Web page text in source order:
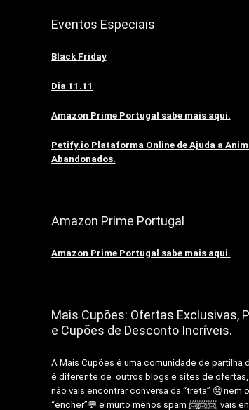
Eventos Especiais
Black Friday
Dia 11.11
Amazon Prime Portugal sabe mais aqui.
Petify.io Plataforma Online de Ajuda a
Abandonados.
Amazon Prime Portugal
Amazon Prime Portugal sabe mais aqui.
Mais Cupões: Ofertas Exclusivas,
e Cupões de Desconto Incríveis.
A Mais Cupões é uma comunidade de partilha
é diferente de outros blogs e sites de ofertas,
não vais encontrar conversa da “treta” 🤐 nem
“encher”💬 e muito menos spam 📨📨📨, vais